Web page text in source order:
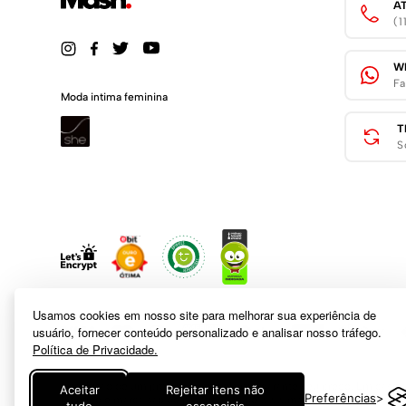
Usamos cookies em nosso site para melhorar sua experiência de
usuário, fornecer conteúdo personalizado e analisar nosso tráfego.
Política de Privacidade.
Aceitar
Rejeitar itens não
Preferências
Moda intima feminina
A inclusão de um produto na sacola não garante seu preço. Em caso
logotipo e marca são de propriedade de
www.mash.com.br. É